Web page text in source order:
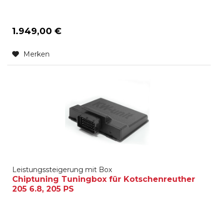
1.949,00 €
Merken
Leistungssteigerung mit Box
Chiptuning Tuningbox für Kotschenreuther
205 6.8, 205 PS